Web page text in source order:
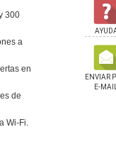
300
a
en
de
Wi-Fi.
ENVIAR
E-